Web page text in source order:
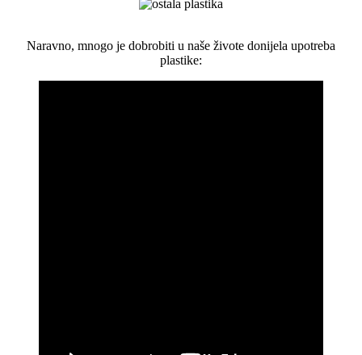
Naravno, mnogo je dobrobiti u naše živote donijela upotreba
plastike: